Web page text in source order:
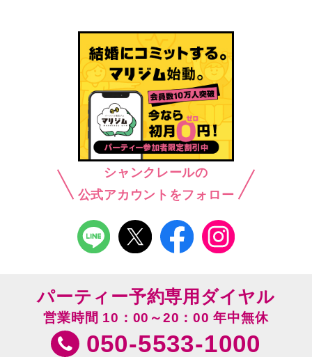
シャンクレールの
公式アカウントをフォロー
パーティー予約専用ダイヤル
営業時間 10：00～20：00 年中無休
050-5533-1000